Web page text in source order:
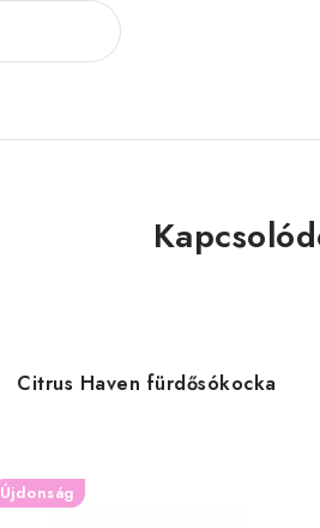
Citrus Haven fürdősókocka
Újdonság